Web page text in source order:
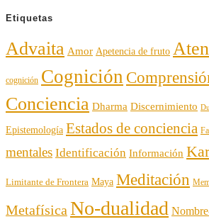
Etiquetas
Advaita Amor Apetencia de fruto
cognición Cognición
Conciencia Dharma Discernimiento
Epistemología Estados de conciencia
mentales Identificación Información
Limitante de Frontera Maya Meditación
Metafísica No-dualidad